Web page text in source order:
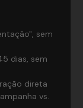
sem
dias, sem
direta
vs.